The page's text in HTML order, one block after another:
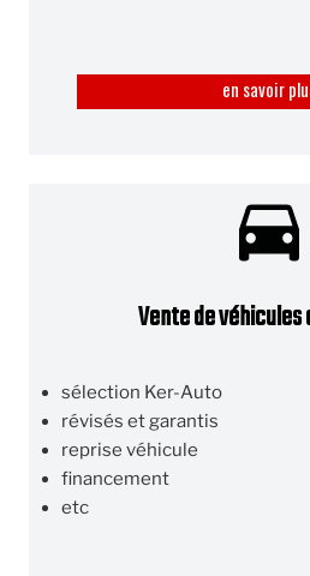
en savoir
Vente de véhicules
sélection Ker-Auto
révisés et garantis
reprise véhicule
financement
etc